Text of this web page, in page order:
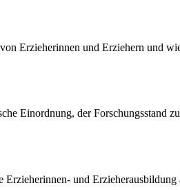
Erzieherinnen und Erziehern und
Einordnung, der Forschungsstand
und